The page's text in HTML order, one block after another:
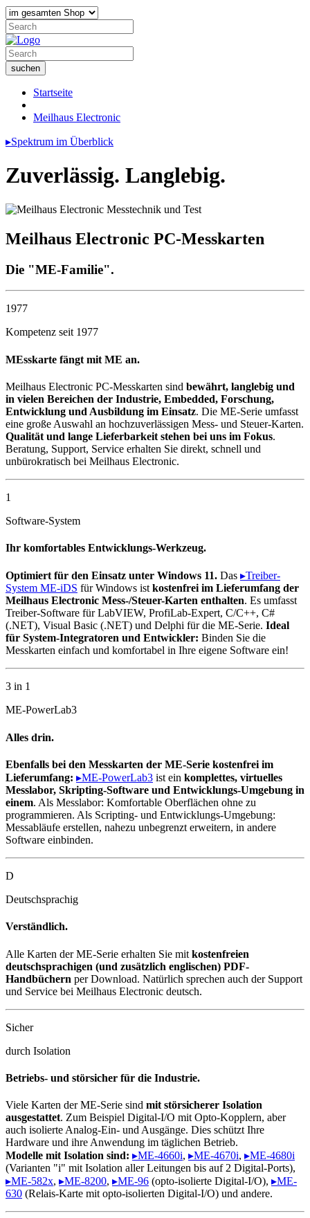
Startseite
Meilhaus Electronic
▸Spektrum im Überblick
Zuverlässig. Langlebig.
Meilhaus Electronic PC-Messkarten
Die "ME-Familie".
1977
Kompetenz seit 1977
MEsskarte fängt mit ME an.
Meilhaus Electronic PC-Messkarten sind bewährt, langlebig und
in vielen Bereichen der Industrie, Embedded, Forschung,
Entwicklung und Ausbildung im Einsatz. Die ME-Serie umfasst
eine große Auswahl an hochzuverlässigen Mess- und Steuer-Karten.
Qualität und lange Lieferbarkeit stehen bei uns im Fokus.
Beratung, Support, Service erhalten Sie direkt, schnell und
unbürokratisch bei Meilhaus Electronic.
1
Software-System
Ihr komfortables Entwicklungs-Werkzeug.
Optimiert für den Einsatz unter Windows 11. Das ▸Treiber-
System ME-iDS für Windows istkostenfrei im Lieferumfang der
Meilhaus Electronic Mess-/Steuer-Karten enthalten. Es umfasst
Treiber-Software für LabVIEW, ProfiLab-Expert, C/C++, C#
(.NET), Visual Basic (.NET) und Delphi für die ME-Serie. Ideal
für System-Integratoren und Entwickler: Binden Sie die
Messkarten einfach und komfortabel in Ihre eigene Software ein!
3 in 1
ME-PowerLab3
Alles drin.
Ebenfalls bei den Messkarten der ME-Serie kostenfrei im
Lieferumfang: ▸ME-PowerLab3 ist ein komplettes, virtuelles
Messlabor, Skripting-Software und Entwicklungs-Umgebung in
einem. Als Messlabor: Komfortable Oberflächen ohne zu
programmieren. Als Scripting- und Entwicklungs-Umgebung:
Messabläufe erstellen, nahezu unbegrenzt erweitern, in andere
Software einbinden.
D
Deutschsprachig
Verständlich.
Alle Karten der ME-Serie erhalten Sie mit kostenfreien
deutschsprachigen (und zusätzlich englischen) PDF-
Handbüchern per Download. Natürlich sprechen auch der Support
und Service bei Meilhaus Electronic deutsch.
Sicher
durch Isolation
Betriebs- und störsicher für die Industrie.
Viele Karten der ME-Serie sind mit störsicherer Isolation
ausgestattet. Zum Beispiel Digital-I/O mit Opto-Kopplern, aber
auch isolierte Analog-Ein- und Ausgänge. Dies schützt Ihre
Hardware und ihre Anwendung im täglichen Betrieb.
Modelle mit Isolation sind: ▸ME-4660i, ▸ME-4670i, ▸ME-4680i
(Varianten "i" mit Isolation aller Leitungen bis auf 2 Digital-Ports),
▸ME-582x, ▸ME-8200, ▸ME-96 (opto-isolierte Digital-I/O), ▸ME-
630 (Relais-Karte mit opto-isolierten Digital-I/O) und andere.